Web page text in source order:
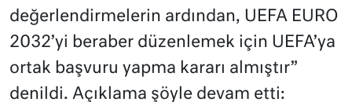
değerlendirmelerin ardından, UEFA EURO
2032’yi beraber düzenlemek için UEFA’ya
ortak başvuru yapma kararı almıştır”
denildi. Açıklama şöyle devam etti: